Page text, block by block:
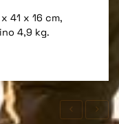
41 x 16 cm,
4,9 kg.